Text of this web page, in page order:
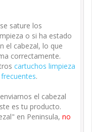
sature los
o si ha estado
el cabezal, lo que
correctamente.
cartuchos limpieza
.
el cabezal
es tu producto.
en Peninsula, no